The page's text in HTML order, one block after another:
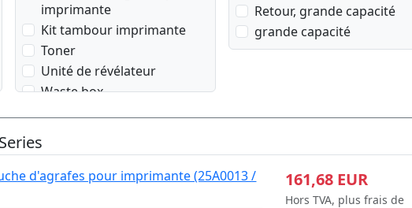
imprimante
Kit tambour imprimante
Toner
Unité de révélateur
Waste box
Retour, grande capacité
grande capacité
d'agrafes pour imprimante (25A0013 /
161,68 EUR
Hors TVA, plus frais de